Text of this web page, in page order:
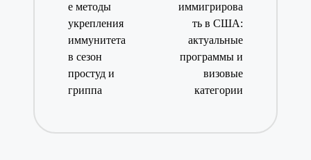
е методы
укрепления
иммунитета
в сезон
простуд и
гриппа
иммигрирова
ть в США:
актуальные
программы и
визовые
категории